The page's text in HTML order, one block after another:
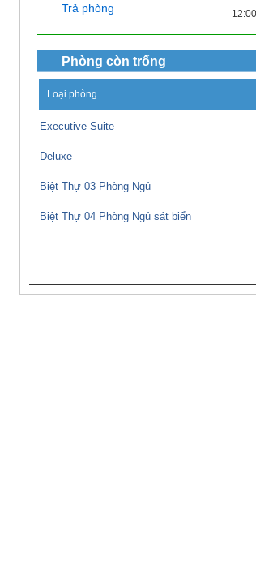
Trả phòng
Phòng còn trống
Loại phòng
Executive Suite
Deluxe
Biệt Thự 03 Phòng Ngủ
Biệt Thự 04 Phòng Ngủ sát biển